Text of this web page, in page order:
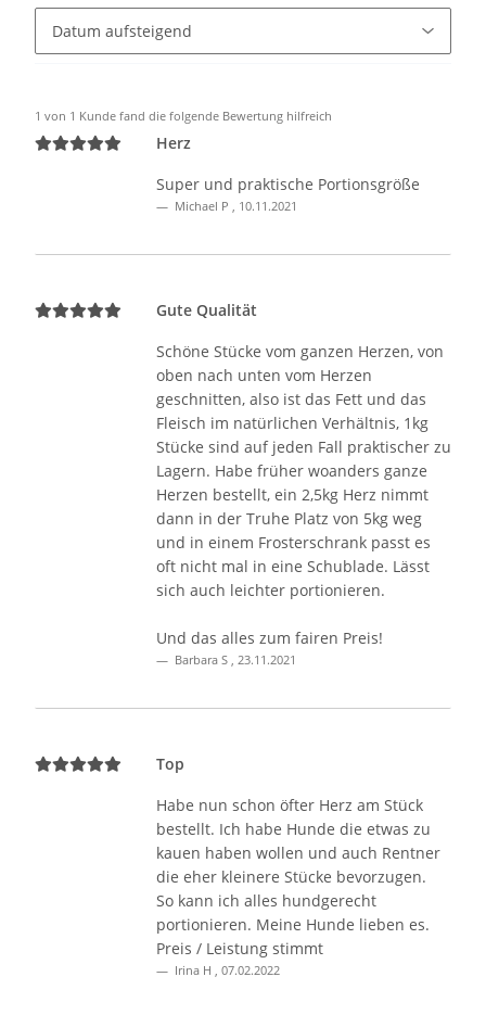
1 von 1 Kunde fand die folgende Bewertung hilfreich
Herz
Super und praktische Portionsgröße
Michael P , 10.11.2021
Gute Qualität
Schöne Stücke vom ganzen Herzen, von
oben nach unten vom Herzen
geschnitten, also ist das Fett und das
Fleisch im natürlichen Verhältnis, 1kg
Stücke sind auf jeden Fall praktischer zu
Lagern. Habe früher woanders ganze
Herzen bestellt, ein 2,5kg Herz nimmt
dann in der Truhe Platz von 5kg weg
und in einem Frosterschrank passt es
oft nicht mal in eine Schublade. Lässt
sich auch leichter portionieren.
Und das alles zum fairen Preis!
Barbara S , 23.11.2021
Top
Habe nun schon öfter Herz am Stück
bestellt. Ich habe Hunde die etwas zu
kauen haben wollen und auch Rentner
die eher kleinere Stücke bevorzugen.
So kann ich alles hundgerecht
portionieren. Meine Hunde lieben es.
Preis / Leistung stimmt
Irina H , 07.02.2022